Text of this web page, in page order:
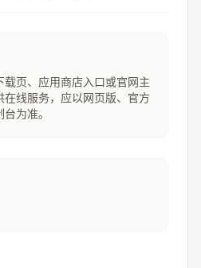
页、应用商店入口或官网主
线服务，应以网页版、官方
为准。